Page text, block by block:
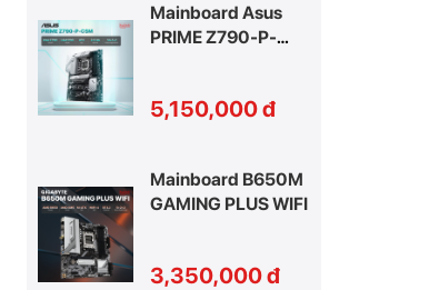
Mainboard Asus
PRIME Z790-P-
5,150,000 đ
Mainboard B650M
GAMING PLUS WIFI
3,350,000 đ